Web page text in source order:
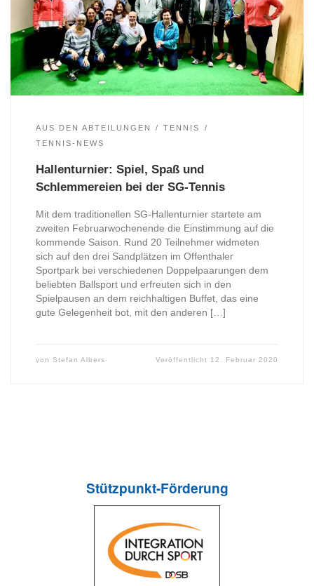
AUS DEN ABTEILUNGEN
TENNIS
TENNIS-NEWS
Hallenturnier: Spiel, Spaß und
Schlemmereien bei der SG-Tennis
Mit dem traditionellen SG-Hallenturnier startete am
zweiten Februarwochenende die Einstimmung auf die
kommende Saison. Rund 20 Teilnehmer widmeten
sich auf den drei Sandplätzen im Offenthaler
Sportpark bei verschiedenen Doppelpaarungen dem
beliebten Ballsport und erfreuten sich in den
Spielpausen an dem reichhaltigen Buffet, das eine
gute Gelegenheit bot, mit den anderen […]
von Stefan Albers Veröffentlicht 12. Februar 2020
Stützpunkt-Förderung